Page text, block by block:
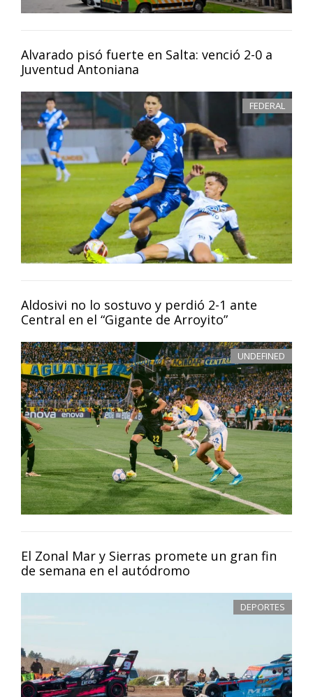
Alvarado pisó fuerte en Salta: venció 2-0 a
Juventud Antoniana
FEDERAL
Aldosivi no lo sostuvo y perdió 2-1 ante
Central en el “Gigante de Arroyito”
UNDEFINED
El Zonal Mar y Sierras promete un gran fin
de semana en el autódromo
DEPORTES